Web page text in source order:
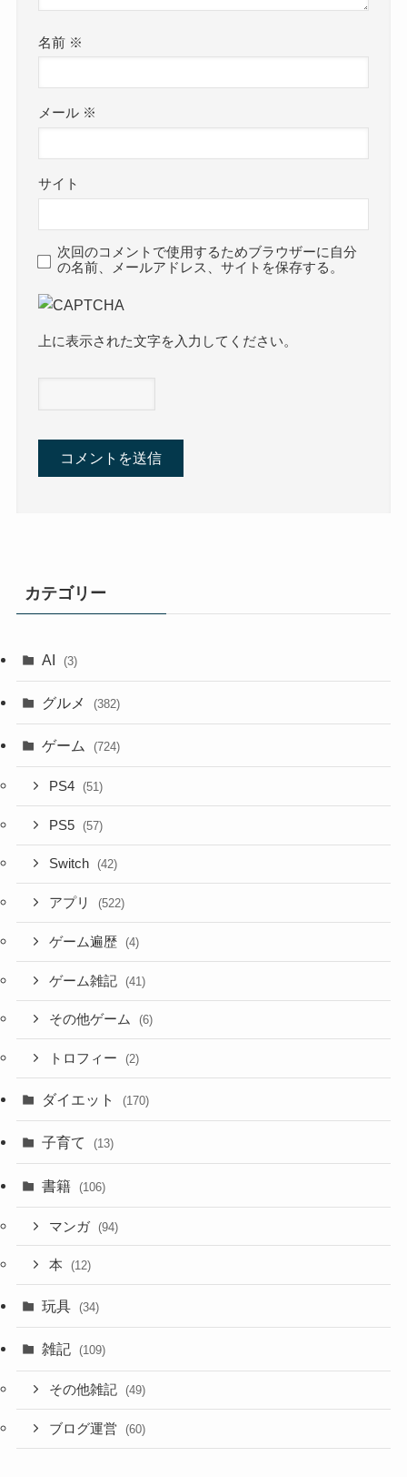
名前 ※
メール ※
サイト
次回のコメントで使用するためブラウザーに自分
の名前、メールアドレス、サイトを保存する。
上に表示された文字を入力してください。
カテゴリー
AI (3)
グルメ (382)
ゲーム (724)
PS4 (51)
PS5 (57)
Switch (42)
アプリ (522)
ゲーム遍歴 (4)
ゲーム雑記 (41)
その他ゲーム (6)
トロフィー (2)
ダイエット (170)
子育て (13)
書籍 (106)
マンガ (94)
本 (12)
玩具 (34)
雑記 (109)
その他雑記 (49)
ブログ運営 (60)